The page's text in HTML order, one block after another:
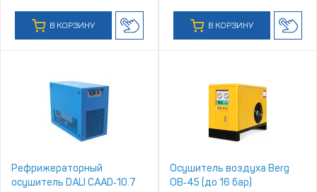
В КОРЗИНУ В КОРЗИНУ
Рефрижераторный
осушитель DALI CAAD‑10.7
Осушитель воздуха Berg
ОВ‑45 (до 16 бар)